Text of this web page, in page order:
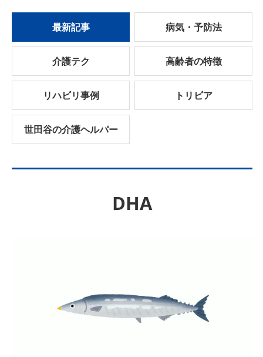
最新記事 病気・予防法
介護テク 高齢者の特徴
リハビリ事例 トリビア
世田谷の介護ヘルパー
DHA